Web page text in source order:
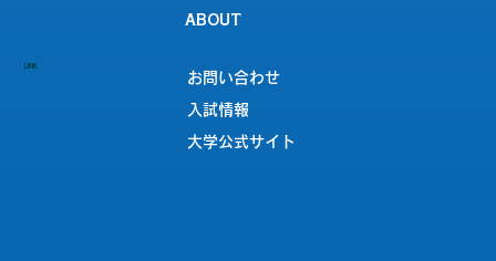
ABOUT
LINK
お問い合わせ
入試情報
大学公式サイト